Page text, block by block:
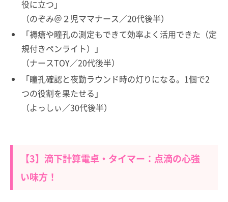
役に立つ」
（のぞみ＠２児ママナース／20代後半）
「褥瘡や瞳孔の測定もできて効率よく活用できた（定
規付きペンライト）」
（ナースTOY／20代後半）
「瞳孔確認と夜勤ラウンド時の灯りになる。1個で2
つの役割を果たせる」
（よっしぃ／30代後半）
【3】滴下計算電卓・タイマー：点滴の心強
い味方！